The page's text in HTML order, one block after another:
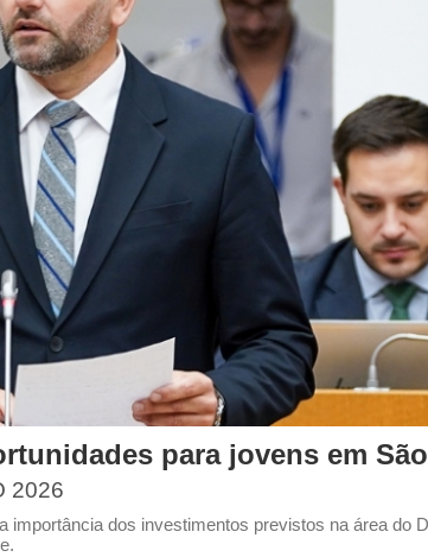
para jovens em
2026
importância dos investimentos previstos na área do